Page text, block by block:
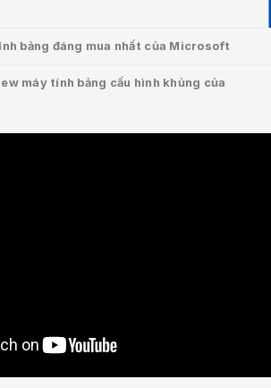
bảng đáng mua nhất của Microsoft
máy tính bảng cấu hình khủng của